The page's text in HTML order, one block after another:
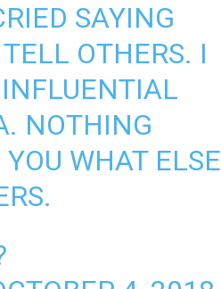
SAYING
OTHERS. I
NOTHING
WHAT ELSE